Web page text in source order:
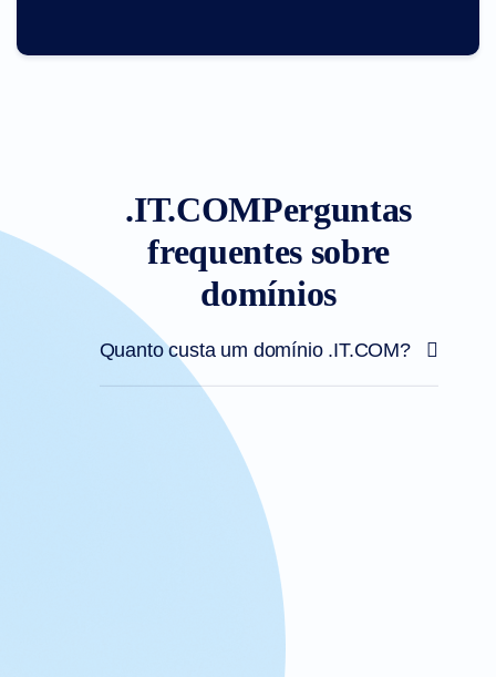
.IT.COMPerguntas
frequentes sobre
domínios
Quanto custa um domínio .IT.COM?